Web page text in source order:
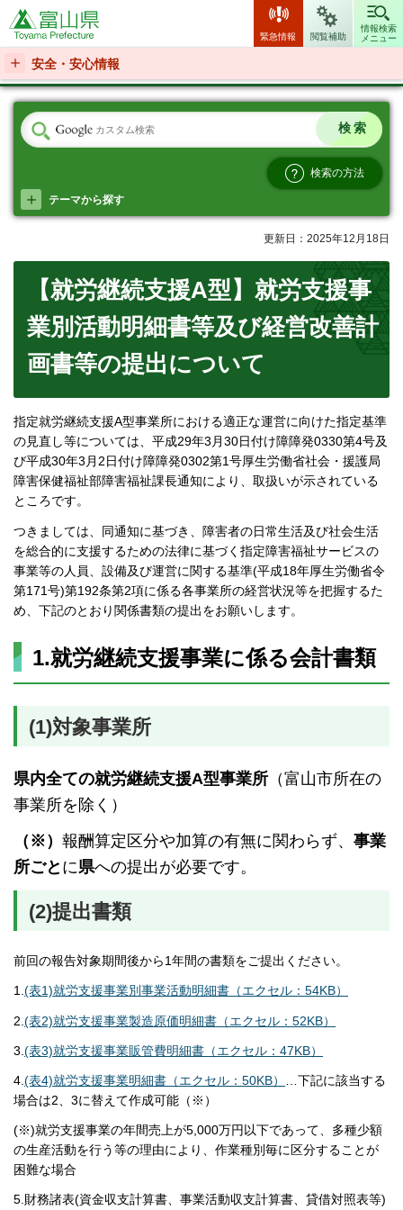
富山県
緊急情報 閲覧補助
情報検索
メニュー
安全・安心情報
検索の方法
テーマから探す
更新日：2025年12月18日
【就労継続支援A型】就労支援事
業別活動明細書等及び経営改善計
画書等の提出について
指定就労継続支援A型事業所における適正な運営に向けた指定基準
の見直し等については、平成29年3月30日付け障障発0330第4号及
び平成30年3月2日付け障障発0302第1号厚生労働省社会・援護局
障害保健福祉部障害福祉課長通知により、取扱いが示されている
ところです。
つきましては、同通知に基づき、障害者の日常生活及び社会生活
を総合的に支援するための法律に基づく指定障害福祉サービスの
事業等の人員、設備及び運営に関する基準(平成18年厚生労働省令
第171号)第192条第2項に係る各事業所の経営状況等を把握するた
め、下記のとおり関係書類の提出をお願いします。
1.就労継続支援事業に係る会計書類
(1)対象事業所
県内全ての就労継続支援A型事業所 （富山市所在の
事業所を除く）
（※） 報酬算定区分や加算の有無に関わらず​、 事業
所ごと に県への提出が必要です。
(2)提出書類
前回の報告対象期間後から1年間の書類をご提出ください。
1.(表1)就労支援事業別事業活動明細書（エクセル：54KB）
2. (表2)就労支援事業製造原価明細書（エクセル：52KB）
3. (表3)就労支援事業販管費明細書（エクセル：47KB）
4. (表4)就労支援事業明細書（エクセル：50KB）
…下記に該当する
場合は2、3に替えて作成可能（※）
(※)就労支援事業の年間売上が5,000万円以下であって、多種少額
の生産活動を行う等の理由により、作業種別毎に区分することが
困難な場合
5.財務諸表(資金収支計算書、事業活動収支計算書、貸借対照表等)